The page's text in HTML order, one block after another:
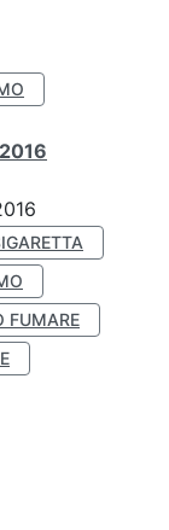
FUMARE